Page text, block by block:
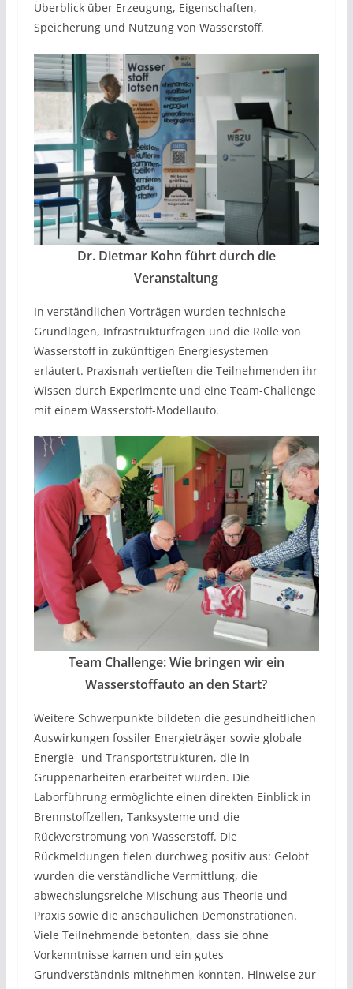
Überblick über Erzeugung, Eigenschaften,
Speicherung und Nutzung von Wasserstoff.
Dr. Dietmar Kohn führt durch die
Veranstaltung
In verständlichen Vorträgen wurden technische
Grundlagen, Infrastrukturfragen und die Rolle von
Wasserstoff in zukünftigen Energiesystemen
erläutert. Praxisnah vertieften die Teilnehmenden ihr
Wissen durch Experimente und eine Team-Challenge
mit einem Wasserstoff-Modellauto.
Team Challenge: Wie bringen wir ein
Wasserstoffauto an den Start?
Weitere Schwerpunkte bildeten die gesundheitlichen
Auswirkungen fossiler Energieträger sowie globale
Energie- und Transportstrukturen, die in
Gruppenarbeiten erarbeitet wurden. Die
Laborführung ermöglichte einen direkten Einblick in
Brennstoffzellen, Tanksysteme und die
Rückverstromung von Wasserstoff. Die
Rückmeldungen fielen durchweg positiv aus: Gelobt
wurden die verständliche Vermittlung, die
abwechslungsreiche Mischung aus Theorie und
Praxis sowie die anschaulichen Demonstrationen.
Viele Teilnehmende betonten, dass sie ohne
Vorkenntnisse kamen und ein gutes
Grundverständnis mitnehmen konnten. Hinweise zur